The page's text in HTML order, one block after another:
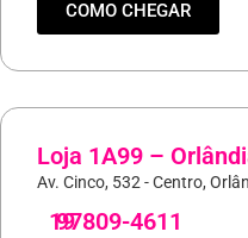
COMO CHEGAR
Loja 1A99 –
Av. Cinco, 532 - Centro,
19
97809-4611